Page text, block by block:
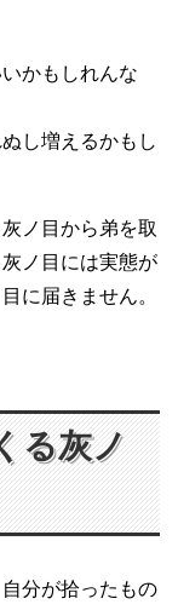
かもしれんな
し増えるかもし
ノ目から弟を取
ノ目には実態が
に届きません。
る灰ノ
分が拾ったもの